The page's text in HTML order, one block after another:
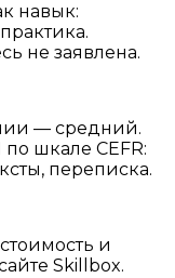
навык:
не заявлена.
— средний.
шкале CEFR:
переписка.
и
Skillbox.